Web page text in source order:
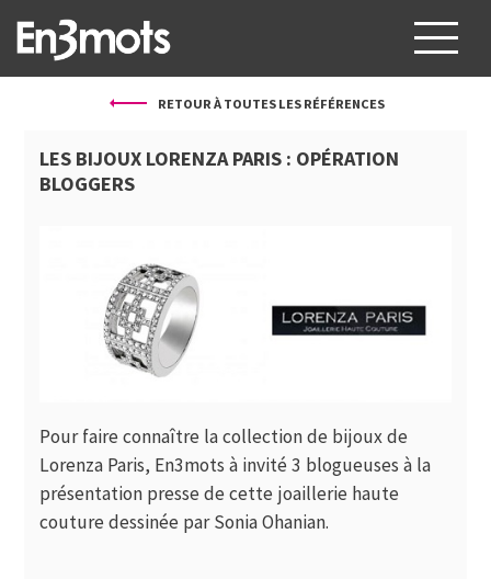
À PROPOS
SERVICES
BLOG
CONTACT
RETOUR À TOUTES LES RÉFÉRENCES
LES BIJOUX LORENZA PARIS : OPÉRATION
BLOGGERS
Pour faire connaître la collection de bijoux de
Lorenza Paris, En3mots à invité 3 blogueuses à la
présentation presse de cette joaillerie haute
couture dessinée par Sonia Ohanian.